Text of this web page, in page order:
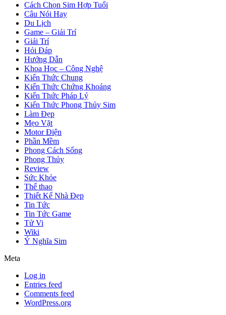
Cách Chọn Sim Hợp Tuổi
Câu Nói Hay
Du Lịch
Game – Giải Trí
Giải Trí
Hỏi Đáp
Hướng Dẫn
Khoa Học – Công Nghệ
Kiến Thức Chung
Kiến Thức Chứng Khoáng
Kiến Thức Pháp Lý
Kiến Thức Phong Thủy Sim
Làm Đẹp
Mẹo Vặt
Motor Điện
Phần Mềm
Phong Cách Sống
Phong Thủy
Review
Sức Khỏe
Thể thao
Thiết Kế Nhà Đẹp
Tin Tức
Tin Tức Game
Tử Vi
Wiki
Ý Nghĩa Sim
Meta
Log in
Entries feed
Comments feed
WordPress.org